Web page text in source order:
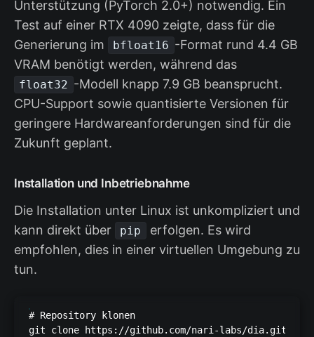
Unterstützung (PyTorch 2.0+) notwendig. Ein
Test auf einer RTX 4090 zeigte, dass für die
Generierung im
bfloat16 -Format rund 4.4 GB
VRAM benötigt werden, während das
float32 -Modell knapp 7.9 GB beansprucht.
CPU-Support sowie quantisierte Versionen für
geringere Hardwareanforderungen sind für die
Zukunft geplant.
Installation und Inbetriebnahme
Die Installation unter Linux ist unkompliziert und
kann direkt über
pip
erfolgen. Es wird
empfohlen, dies in einer virtuellen Umgebung zu
tun.
# Repository klonen
git clone https://github.com/nari-labs/dia.git